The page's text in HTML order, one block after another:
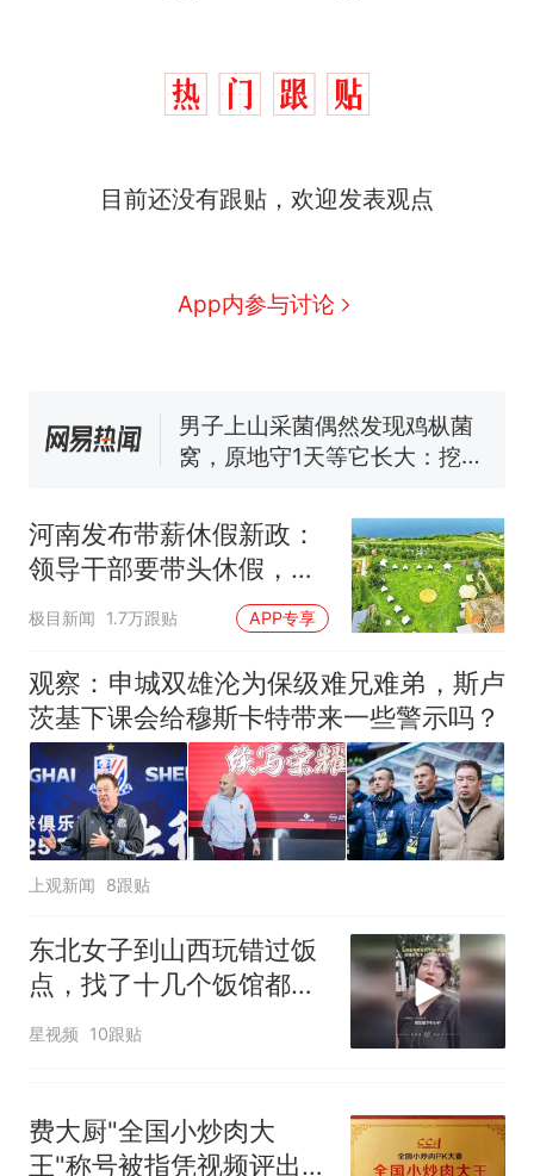
目前还没有跟贴，欢迎发表观点
App内参与讨论
争议，此前一天内数万人从摩
新 费大厨“全国小炒肉大王”称
140多朵
美国一场追捕行动中，一男子
在车辆行驶中爬上车顶跳舞。
官方通报
美国渔民钓获鲨鱼徒手将其拽
回大海 目击者直呼震惊 （视频
来源：参考消息）
西班牙飞地休达边境，摩洛
争议，此前一天内数万人从摩
洛哥涌入西班牙
河南发布带薪休假新政：
领导干部要带头休假，推
动全员应休尽休、休满休
足；鼓励3-7天弹性长
假，构建“周五半天+周末
+年假”短途度假模式
极目新闻 1.7万跟贴 APP专享
观察：申城双雄沦为保级难兄难弟，斯卢
茨基下课会给穆斯卡特带来一些警示吗？
上观新闻 8跟贴
东北女子到山西玩错过饭
点，找了十几个饭馆都没
开门：午休到几点
星视频 10跟贴
费大厨"全国小炒肉大
王"称号被指凭视频评出